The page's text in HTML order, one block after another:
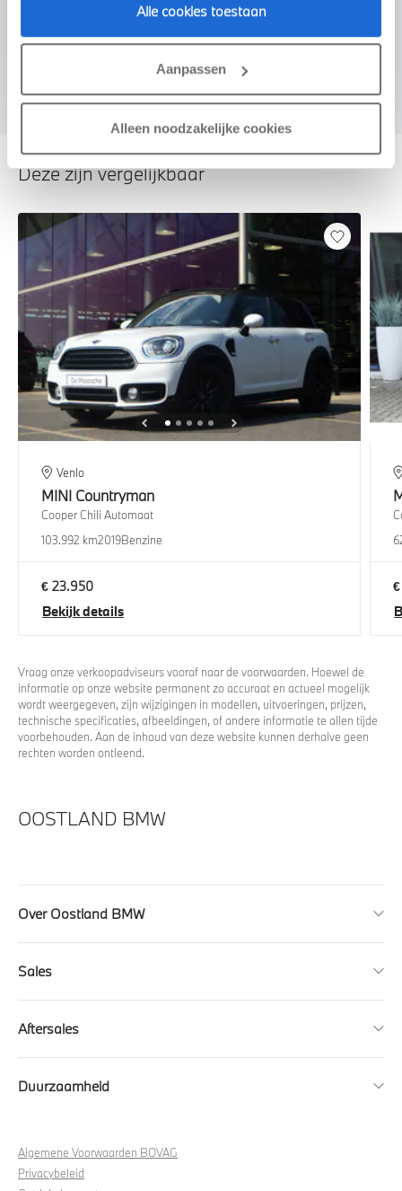
Alle cookies toestaan
Aanpassen
Alleen noodzakelijke cookies
U vertelt meer over uw auto
We verrekenen de waarde van uw auto
Deze zijn vergelijkbaar
Venlo
MINI Countryman
Cooper Chili Automaat
103.992 km2019Benzine
€ 23.950
Bekijk details
Vraag onze verkoopadviseurs vooraf naar de voorwaarden. Hoewel de
informatie op onze website permanent zo accuraat en actueel mogelijk
wordt weergegeven, zijn wijzigingen in modellen, uitvoeringen, prijzen,
technische specificaties, afbeeldingen, of andere informatie te allen tijde
voorbehouden. Aan de inhoud van deze website kunnen derhalve geen
rechten worden ontleend.
OOSTLAND BMW
Over Oostland BMW
Sales
Aftersales
Duurzaamheid
Algemene Voorwaarden BOVAG
Privacybeleid